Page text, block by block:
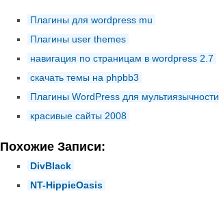
Плагины для wordpress mu
Плагины user themes
навигация по страницам в wordpress 2.7
скачать темы на phpbb3
Плагины WordPress для мультиязычности
красивые сайты 2008
Похожие Записи:
DivBlack
NT-HippieOasis